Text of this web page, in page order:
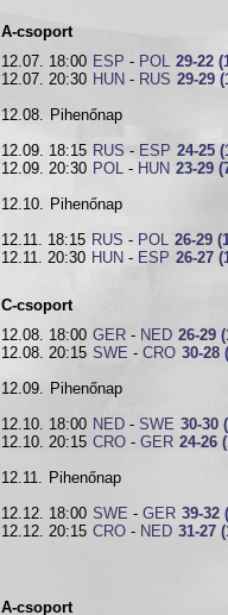
A-csoport
12.07. 18:00 ESP - POL 29-22
12.07. 20:30 HUN - RUS 29-29
12.08. Pihenőnap
12.09. 18:15 RUS - ESP 24-25
12.09. 20:30 POL - HUN 23-29
12.10. Pihenőnap
12.11. 18:15 RUS - POL 26-29
12.11. 20:30 HUN - ESP 26-27
C-csoport
12.08. 18:00 GER - NED 26-29
12.08. 20:15 SWE - CRO 30-28
12.09. Pihenőnap
12.10. 18:00 NED - SWE 30-30
12.10. 20:15 CRO - GER 24-26
12.11. Pihenőnap
12.12. 18:00 SWE - GER 39-32
12.12. 20:15 CRO - NED 31-27
A-csoport